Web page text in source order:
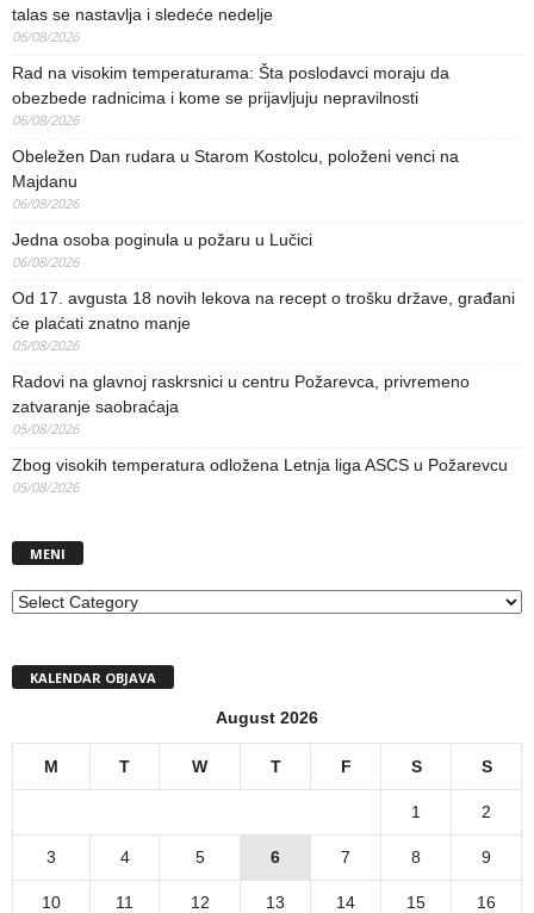
talas se nastavlja i sledeće nedelje
06/08/2026
Rad na visokim temperaturama: Šta poslodavci moraju da
obezbede radnicima i kome se prijavljuju nepravilnosti
06/08/2026
Obeležen Dan rudara u Starom Kostolcu, položeni venci na
Majdanu
06/08/2026
Jedna osoba poginula u požaru u Lučici
06/08/2026
Od 17. avgusta 18 novih lekova na recept o trošku države, građani
će plaćati znatno manje
05/08/2026
Radovi na glavnoj raskrsnici u centru Požarevca, privremeno
zatvaranje saobraćaja
05/08/2026
Zbog visokih temperatura odložena Letnja liga ASCS u Požarevcu
05/08/2026
MENI
MENI
KALENDAR OBJAVA
August 2026
M T W T F S S
1 2
3 4 5 6 7 8 9
10 11 12 13 14 15 16